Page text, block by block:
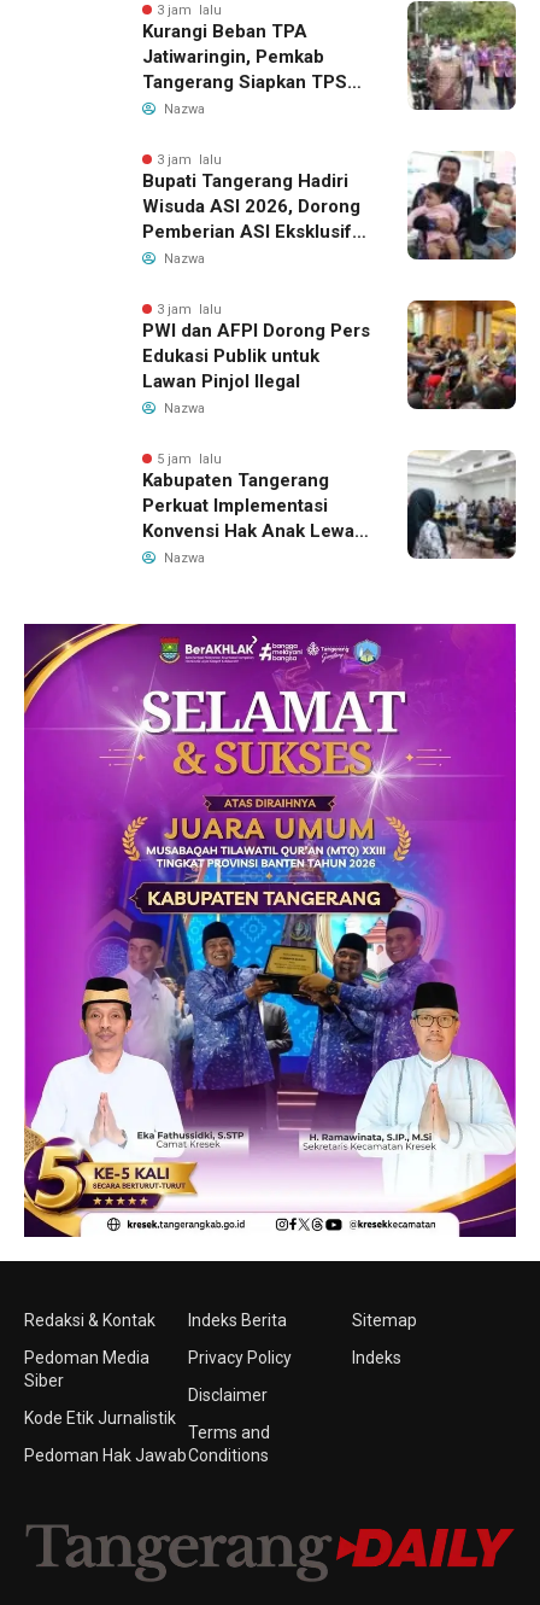
3 jam lalu
Kurangi Beban TPA
Jatiwaringin, Pemkab
Tangerang Siapkan TPS3R
Baru di Tigaraksa
Nazwa
3 jam lalu
Bupati Tangerang Hadiri
Wisuda ASI 2026, Dorong
Pemberian ASI Eksklusif
untuk Wujudkan Generasi
Nazwa
3 jam lalu
PWI dan AFPI Dorong Pers
Edukasi Publik untuk
Lawan Pinjol Ilegal
Nazwa
5 jam lalu
Kabupaten Tangerang
Perkuat Implementasi
Konvensi Hak Anak Lewat
Pelatihan Berbasis Budaya
Nazwa
Redaksi & Kontak
Pedoman Media
Siber
Kode Etik Jurnalistik
Pedoman Hak Jawab
Indeks Berita
Privacy Policy
Disclaimer
Terms and
Conditions
Sitemap
Indeks